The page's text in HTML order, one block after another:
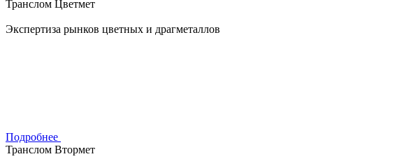
Транслом Цветмет
Экспертиза рынков цветных и драгметаллов
Подробнее
Транслом Втормет